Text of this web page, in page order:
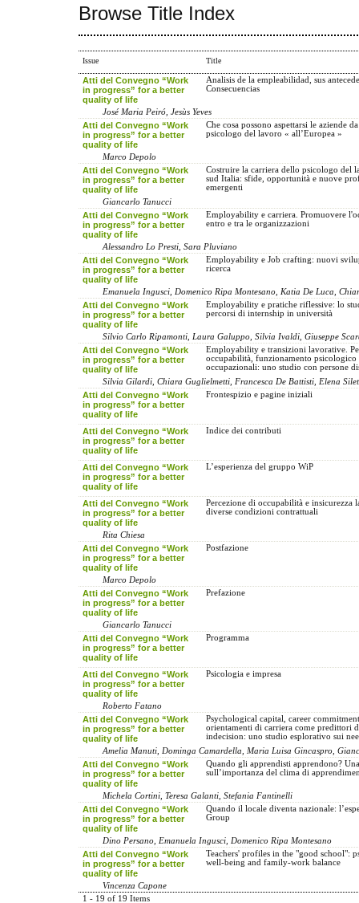
Browse Title Index
Issue Title
Atti del Convegno “Work
in progress” for a better
quality of life
Analisis de la empleabilidad, sus
Consecuencias
José Maria Peiró, Jesùs Yeves
Atti del Convegno “Work
in progress” for a better
quality of life
Che cosa possono aspettarsi le aziende
psicologo del lavoro « all’Europea »
Marco Depolo
Atti del Convegno “Work
in progress” for a better
quality of life
Costruire la carriera dello psicologo del
sud Italia: sfide, opportunità e nuove
emergenti
Giancarlo Tanucci
Atti del Convegno “Work
in progress” for a better
quality of life
Employability e carriera. Promuovere
entro e tra le organizzazioni
Alessandro Lo Presti, Sara Pluviano
Atti del Convegno “Work
in progress” for a better
quality of life
Employability e Job crafting: nuovi
ricerca
Emanuela Ingusci, Domenico Ripa Montesano, Katia De Luca,
Atti del Convegno “Work
in progress” for a better
quality of life
Employability e pratiche riflessive: lo
percorsi di internship in università
Silvio Carlo Ripamonti, Laura Galuppo, Silvia Ivaldi, Giuseppe
Atti del Convegno “Work
in progress” for a better
quality of life
Employability e transizioni lavorative.
occupabilità, funzionamento psicologico
occupazionali: uno studio con persone
Silvia Gilardi, Chiara Guglielmetti, Francesca De Battisti, Elena
Atti del Convegno “Work
in progress” for a better
quality of life
Frontespizio e pagine iniziali
Atti del Convegno “Work
in progress” for a better
quality of life
Indice dei contributi
Atti del Convegno “Work
in progress” for a better
quality of life
L’esperienza del gruppo WiP
Atti del Convegno “Work
in progress” for a better
quality of life
Percezione di occupabilità e insicurezza
diverse condizioni contrattuali
Rita Chiesa
Atti del Convegno “Work
in progress” for a better
quality of life
Postfazione
Marco Depolo
Atti del Convegno “Work
in progress” for a better
quality of life
Prefazione
Giancarlo Tanucci
Atti del Convegno “Work
in progress” for a better
quality of life
Programma
Atti del Convegno “Work
in progress” for a better
quality of life
Psicologia e impresa
Roberto Fatano
Atti del Convegno “Work
in progress” for a better
quality of life
Psychological capital, career
orientamenti di carriera come predittori
indecision: uno studio esplorativo sui
Amelia Manuti, Dominga Camardella, Maria Luisa Gincaspro,
Atti del Convegno “Work
in progress” for a better
quality of life
Quando gli apprendisti apprendono?
sull’importanza del clima di
Michela Cortini, Teresa Galanti, Stefania Fantinelli
Atti del Convegno “Work
in progress” for a better
quality of life
Quando il locale diventa nazionale:
Group
Dino Persano, Emanuela Ingusci, Domenico Ripa Montesano
Atti del Convegno “Work
in progress” for a better
quality of life
Teachers' profiles in the "good school":
well-being and family-work balance
Vincenza Capone
1 - 19 of 19 Items